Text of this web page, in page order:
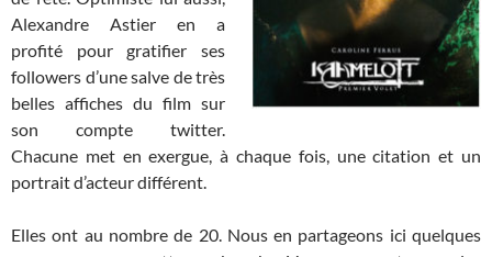
Alexandre Astier en a
profité pour gratifier ses
followers d’une salve de très
belles affiches du film sur
son compte twitter.
Chacune met en exergue, à chaque fois, une citation et un
portrait d’acteur différent.
Elles ont au nombre de 20. Nous en partageons ici quelques